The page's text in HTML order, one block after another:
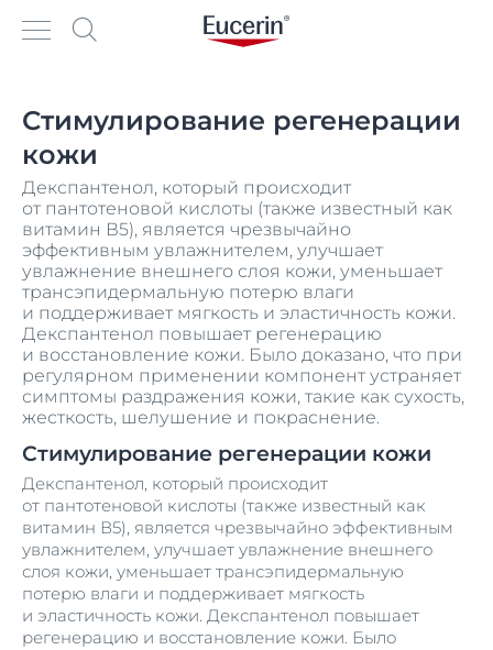
Стимулирование регенерации
кожи
Декспантенол, который происходит
от пантотеновой кислоты (также известный как
витамин В5), является чрезвычайно
эффективным увлажнителем, улучшает
увлажнение внешнего слоя кожи, уменьшает
трансэпидермальную потерю влаги
и поддерживает мягкость и эластичность кожи.
Декспантенол повышает регенерацию
и восстановление кожи. Было доказано, что при
регулярном применении компонент устраняет
симптомы раздражения кожи, такие как сухость,
жесткость, шелушение и покраснение.
Стимулирование регенерации кожи
Декспантенол, который происходит
от пантотеновой кислоты (также известный как
витамин В5), является чрезвычайно эффективным
увлажнителем, улучшает увлажнение внешнего
слоя кожи, уменьшает трансэпидермальную
потерю влаги и поддерживает мягкость
и эластичность кожи. Декспантенол повышает
регенерацию и восстановление кожи. Было